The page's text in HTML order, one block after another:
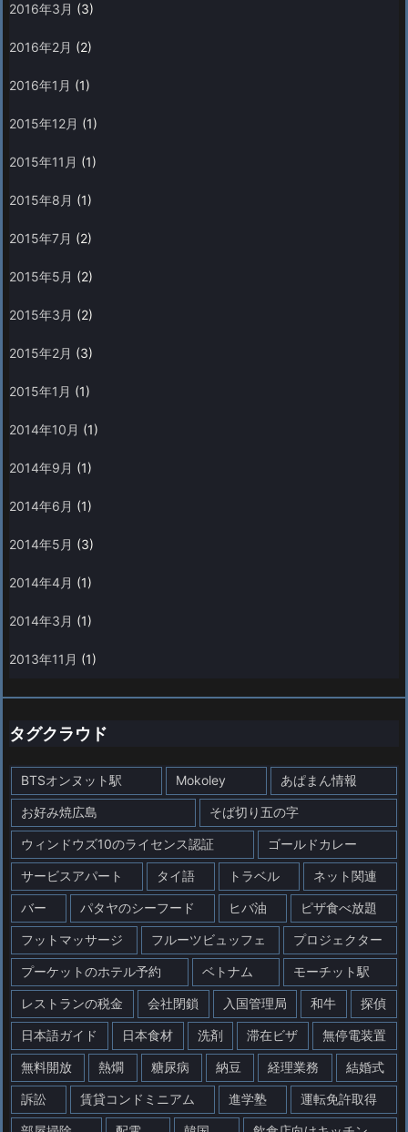
2016年3月 (3)
2016年2月 (2)
2016年1月 (1)
2015年12月 (1)
2015年11月 (1)
2015年8月 (1)
2015年7月 (2)
2015年5月 (2)
2015年3月 (2)
2015年2月 (3)
2015年1月 (1)
2014年10月 (1)
2014年9月 (1)
2014年6月 (1)
2014年5月 (3)
2014年4月 (1)
2014年3月 (1)
2013年11月 (1)
タグクラウド
BTSオンヌット駅 Mokoley あぱまん情報
お好み焼広島 そば切り五の字
ウィンドウズ10のライセンス認証 ゴールドカレー
サービスアパート タイ語 トラベル ネット関連
バー パタヤのシーフード ヒバ油 ピザ食べ放題
フットマッサージ フルーツビュッフェ プロジェクター
プーケットのホテル予約 ベトナム モーチット駅
レストランの税金 会社閉鎖 入国管理局 和牛 探偵
日本語ガイド 日本食材 洗剤 滞在ビザ 無停電装置
無料開放 熱燗 糖尿病 納豆 経理業務 結婚式
訴訟 賃貸コンドミニアム 進学塾 運転免許取得